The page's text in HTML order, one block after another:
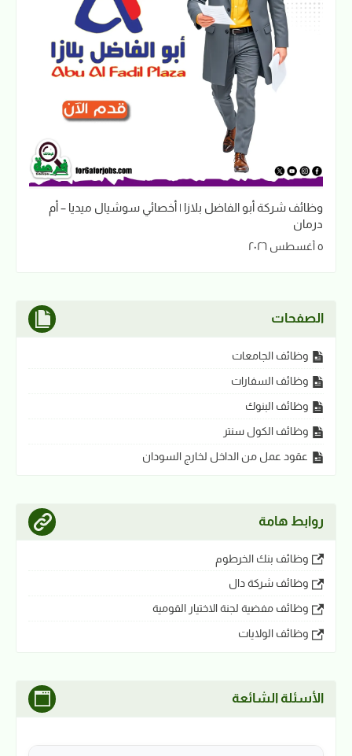
وظائف شركة أبو الفاضل بلازا | أخصائي سوشيال ميديا – أم
درمان
٥ أغسطس ٢٠٢٦
الصفحات
وظائف الجامعات
وظائف السفارات
وظائف البنوك
وظائف الكول سنتر
عقود عمل من الداخل لخارج السودان
روابط هامة
وظائف بنك الخرطوم
وظائف شركة دال
وظائف مفضية لجنة الاختيار القومية
وظائف الولايات
الأسئلة الشائعة